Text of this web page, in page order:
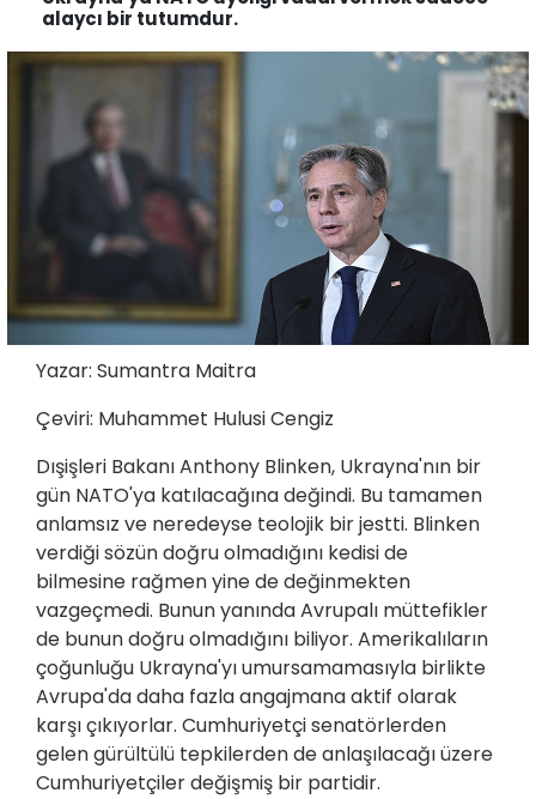
alaycı bir tutumdur.
Yazar: Sumantra Maitra
Çeviri: Muhammet Hulusi Cengiz
Dışişleri Bakanı Anthony Blinken, Ukrayna'nın bir
gün NATO'ya katılacağına değindi. Bu tamamen
anlamsız ve neredeyse teolojik bir jestti. Blinken
verdiği sözün doğru olmadığını kedisi de
bilmesine rağmen yine de değinmekten
vazgeçmedi. Bunun yanında Avrupalı müttefikler
de bunun doğru olmadığını biliyor. Amerikalıların
çoğunluğu Ukrayna'yı umursamamasıyla birlikte
Avrupa'da daha fazla angajmana aktif olarak
karşı çıkıyorlar. Cumhuriyetçi senatörlerden
gelen gürültülü tepkilerden de anlaşılacağı üzere
Cumhuriyetçiler değişmiş bir partidir.